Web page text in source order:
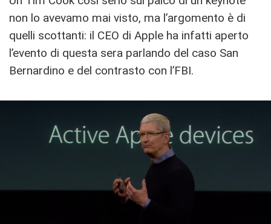
non lo avevamo mai visto, ma l’argomento è di
quelli scottanti: il CEO di Apple ha infatti aperto
l’evento di questa sera parlando del caso San
Bernardino e del contrasto con l’FBI.